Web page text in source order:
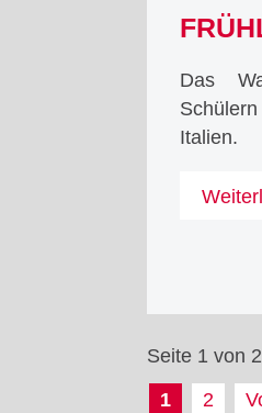
Das
Italien.
Seite 1 von 2
1
2